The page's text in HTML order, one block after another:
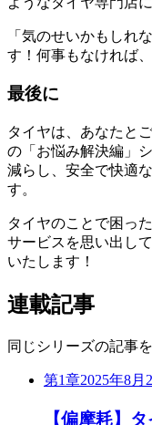
「気のせいかもしれ
す！何事もなければ
最後に
タイヤは、あなたと
の「お悩み解決編」
減らし、安全で快適
す。
タイヤのことで困っ
サービスを思い出し
いたします！
連載記事
同じシリーズの記事
第1章2025年8月
【偏摩耗】